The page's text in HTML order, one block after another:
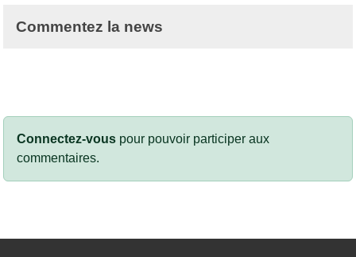
Commentez la news
Connectez-vous pour pouvoir participer aux
commentaires.